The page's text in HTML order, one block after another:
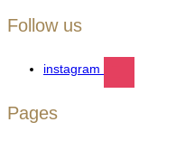
Follow us
instagram
Pages